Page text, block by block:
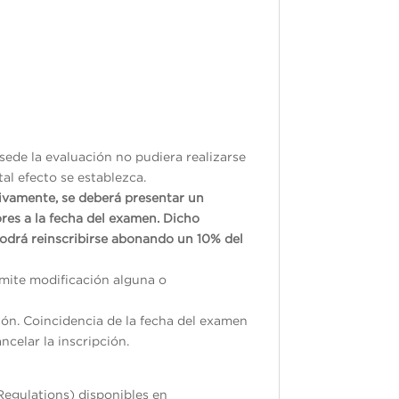
la evaluación no pudiera realizarse
efecto se establezca.
se deberá presentar un
a la fecha del examen. Dicho
reinscribirse abonando un 10% del
modificación alguna o
Coincidencia de la fecha del examen
la inscripción.
disponibles en